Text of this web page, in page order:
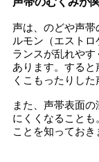
声は、のどや声帯
ルモン（エスト
ランスが乱れや
あります。する
くこもったりした
また、声帯表面
にくくなること
ことを知っておき